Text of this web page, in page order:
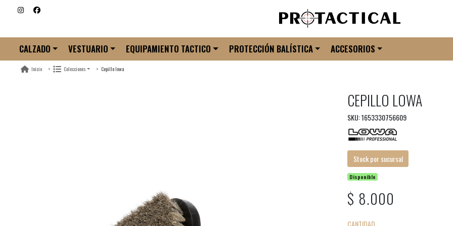
CALZADO VESTUARIO EQUIPAMIENTO TACTICO PROTECCIÓN BALÍSTICA ACCESORIOS
Inicio Colecciones Cepillo lowa
CEPILLO LOWA
SKU: 1653330756609
Stock por sucursal
Disponible
$ 8.000
CANTIDAD